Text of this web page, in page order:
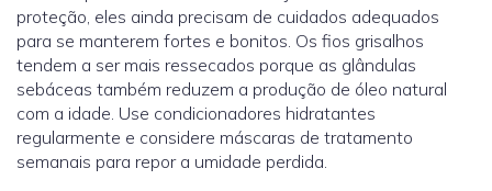
proteção, eles ainda precisam de cuidados adequados
para se manterem fortes e bonitos. Os fios grisalhos
tendem a ser mais ressecados porque as glândulas
sebáceas também reduzem a produção de óleo natural
com a idade. Use condicionadores hidratantes
regularmente e considere máscaras de tratamento
semanais para repor a umidade perdida.